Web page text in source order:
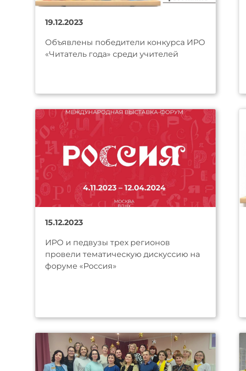
19.12.2023
Объявлены победители конкурса ИРО
«Читатель года» среди учителей
15.12.2023
ИРО и педвузы трех регионов
провели тематическую дискуссию на
форуме «Россия»